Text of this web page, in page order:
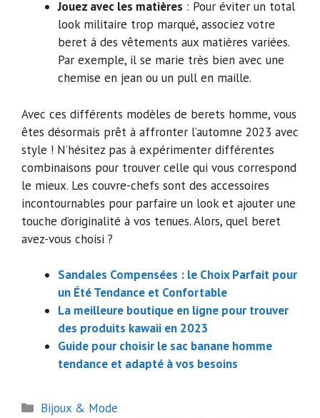
Jouez avec les matières : Pour éviter un total
look militaire trop marqué, associez votre
beret à des vêtements aux matières variées.
Par exemple, il se marie très bien avec une
chemise en jean ou un pull en maille.
Avec ces différents modèles de berets homme, vous
êtes désormais prêt à affronter l’automne 2023 avec
style ! N’hésitez pas à expérimenter différentes
combinaisons pour trouver celle qui vous correspond
le mieux. Les couvre-chefs sont des accessoires
incontournables pour parfaire un look et ajouter une
touche d’originalité à vos tenues. Alors, quel beret
avez-vous choisi ?
Sandales Compensées : le Choix Parfait pour
un Été Tendance et Confortable
La meilleure boutique en ligne pour trouver
des produits kawaii en 2023
Guide pour choisir le sac banane homme
tendance et adapté à vos besoins
Catégories
Bijoux & Mode